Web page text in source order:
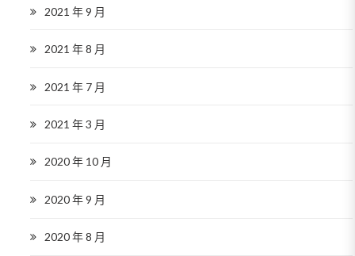
2021 年 9 月
2021 年 8 月
2021 年 7 月
2021 年 3 月
2020 年 10 月
2020 年 9 月
2020 年 8 月